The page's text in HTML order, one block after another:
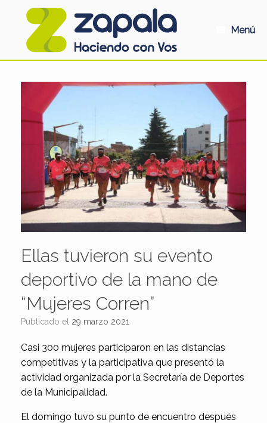
Menú
Ellas tuvieron su evento
deportivo de la mano de
“Mujeres Corren”
Publicado el 29 marzo 2021
Casi 300 mujeres participaron en las distancias
competitivas y la participativa que presentó la
actividad organizada por la Secretaría de Deportes
de la Municipalidad.
El domingo tuvo su punto de encuentro después